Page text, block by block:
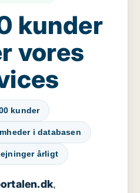
kunder
vores
kunder
i databasen
årligt
,